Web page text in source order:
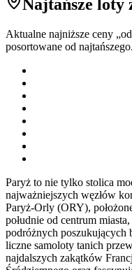
Najtańsze loty
Aktualne najniższe ceny
posortowane od najtańszego.
Paryż to nie tylko stolica
najważniejszych węzłów
Paryż-Orly (ORY),
południe od centrum
podróżnych poszukujących
liczne samoloty tanich
najdalszych zakątków